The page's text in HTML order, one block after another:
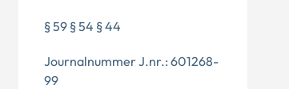
§ 59 § 54 § 44
Journalnummer J.nr.: 601268-
99